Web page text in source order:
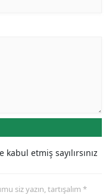
kabul etmiş sayılırsınız
siz yazın, tartışalım *